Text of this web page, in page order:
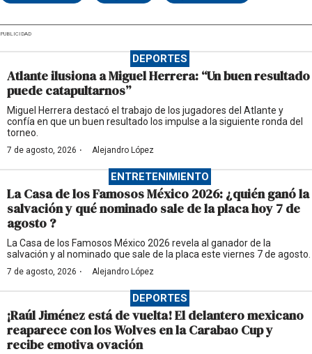
PUBLICIDAD
DEPORTES
Atlante ilusiona a Miguel Herrera: “Un buen resultado
puede catapultarnos”
Miguel Herrera destacó el trabajo de los jugadores del Atlante y
confía en que un buen resultado los impulse a la siguiente ronda del
torneo.
7 de agosto, 2026 · Alejandro López
ENTRETENIMIENTO
La Casa de los Famosos México 2026: ¿quién ganó la
salvación y qué nominado sale de la placa hoy 7 de
agosto ?
La Casa de los Famosos México 2026 revela al ganador de la
salvación y al nominado que sale de la placa este viernes 7 de agosto.
7 de agosto, 2026 · Alejandro López
DEPORTES
¡Raúl Jiménez está de vuelta! El delantero mexicano
reaparece con los Wolves en la Carabao Cup y
recibe emotiva ovación